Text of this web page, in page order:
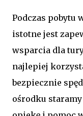
Podczas pobytu
istotne jest
wsparcia dla
najlepiej
bezpiecznie
ośrodku